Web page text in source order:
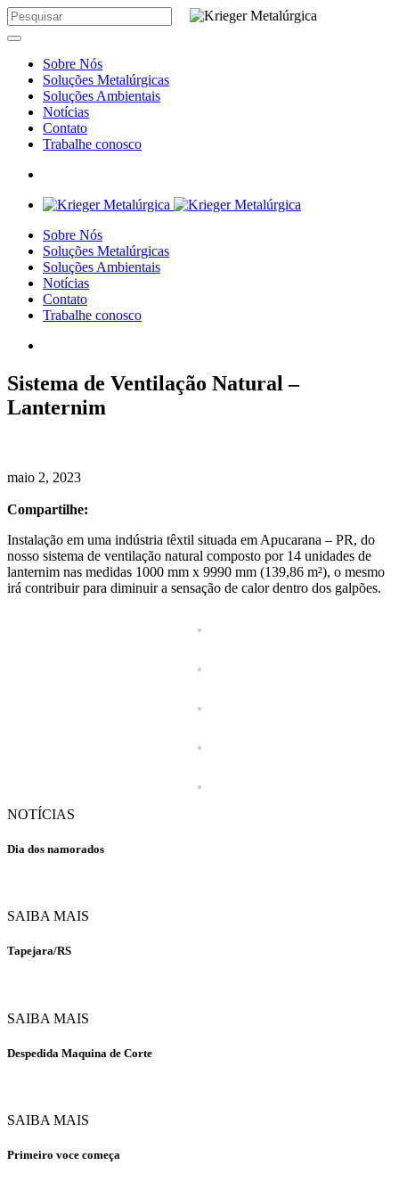
Sobre Nós
Soluções Metalúrgicas
Soluções Ambientais
Notícias
Contato
Trabalhe conosco
Sobre Nós
Soluções Metalúrgicas
Soluções Ambientais
Notícias
Contato
Trabalhe conosco
Sistema de Ventilação Natural –
Lanternim
maio 2, 2023
Compartilhe:
Instalação em uma indústria têxtil situada em Apucarana – PR, do
nosso sistema de ventilação natural composto por 14 unidades de
lanternim nas medidas 1000 mm x 9990 mm (139,86 m²), o mesmo
irá contribuir para diminuir a sensação de calor dentro dos galpões.
NOTÍCIAS
Dia dos namorados
SAIBA MAIS
Tapejara/RS
SAIBA MAIS
Despedida Maquina de Corte
SAIBA MAIS
Primeiro voce começa